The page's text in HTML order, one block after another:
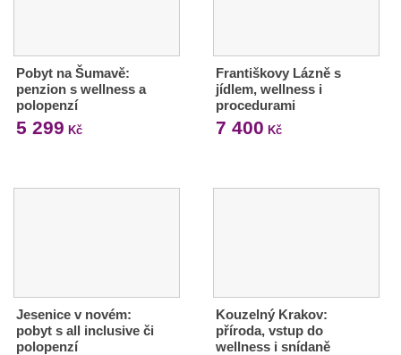
Pobyt na Šumavě:
penzion s wellness a
polopenzí
5 299 Kč
Františkovy Lázně s
jídlem, wellness i
procedurami
7 400 Kč
Jesenice v novém:
pobyt s all inclusive či
polopenzí
Kouzelný Krakov:
příroda, vstup do
wellness i snídaně